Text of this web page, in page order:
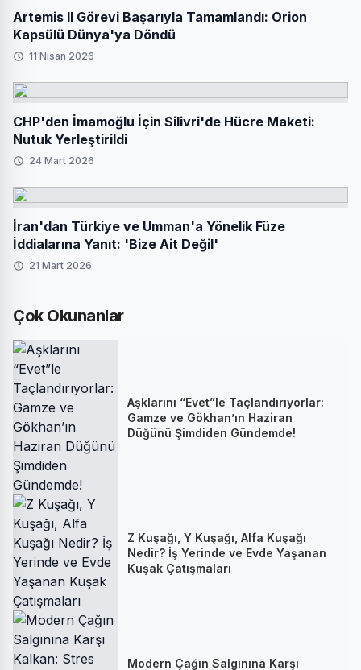
Artemis II Görevi Başarıyla Tamamlandı: Orion
Kapsülü Dünya'ya Döndü
11 Nisan 2026
CHP'den İmamoğlu İçin Silivri'de Hücre Maketi:
Nutuk Yerleştirildi
24 Mart 2026
İran'dan Türkiye ve Umman'a Yönelik Füze
İddialarına Yanıt: 'Bize Ait Değil'
21 Mart 2026
Çok Okunanlar
Aşklarını “Evet”le Taçlandırıyorlar:
Gamze ve Gökhan’ın Haziran
Düğünü Şimdiden Gündemde!
Z Kuşağı, Y Kuşağı, Alfa Kuşağı
Nedir? İş Yerinde ve Evde Yaşanan
Kuşak Çatışmaları
Modern Çağın Salgınına Karşı